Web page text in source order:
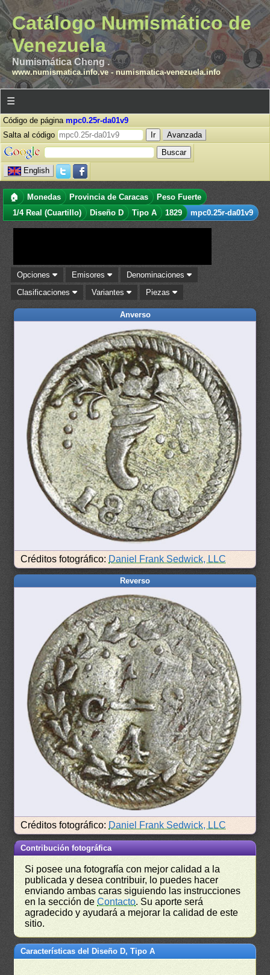
Catálogo Numismático de
Venezuela
Numismática Cheng .
www.numismatica.info.ve- numismatica-venezuela.info
☰
Código de página mpc0.25r-da01v9
Salta al código
Avanzada
English
🏠 Monedas Provincia de Caracas
Peso Fuerte
1/4 Real (Cuartillo)
Diseño D Tipo A 1829 mpc0.25r-da01v9
Opciones Emisores
Denominaciones
Clasificaciones
Variantes Piezas
Anverso
Créditos fotográfico: Daniel Frank Sedwick, LLC
Reverso
Créditos fotográfico: Daniel Frank Sedwick, LLC
Contribución fotográfica
Si posee una fotografía con mejor calidad a la
publicada y desea contribuir, lo puedes hacer
enviando ambas caras siguiendo las instrucciones
en la sección deContacto. Su aporte será
agradecido y ayudará a mejorar la calidad de este
sitio.
Características del Diseño D, Tipo A